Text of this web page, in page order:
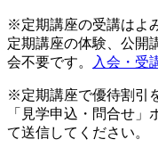
※定期講座の受講はよ
定期講座の体験、公開
会不要です。
入会・受
※定期講座で優待割引
「見学申込・問合せ
て送信してください。